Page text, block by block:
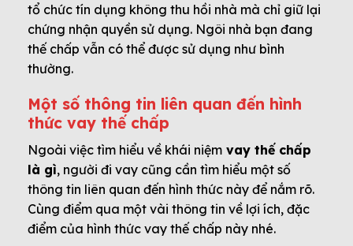
tổ chức tín dụng không thu hồi nhà mà chỉ giữ lại
chứng nhận quyền sử dụng. Ngôi nhà bạn đang
thế chấp vẫn có thể được sử dụng như bình
thường.
Một số thông tin liên quan đến hình
thức vay thế chấp
Ngoài việc tìm hiểu về khái niệm vay thế chấp
là gì, người đi vay cũng cần tìm hiểu một số
thông tin liên quan đến hình thức này để nắm rõ.
Cùng điểm qua một vài thông tin về lợi ích, đặc
điểm của hình thức vay thế chấp này nhé.